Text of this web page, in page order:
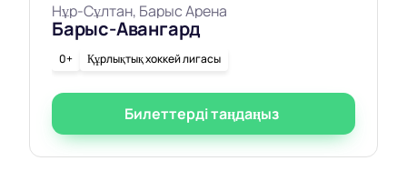
Нұр-Сұлтан, Барыс Арена
Барыс-Авангард
0+ Құрлықтық хоккей лигасы
Билеттерді таңдаңыз